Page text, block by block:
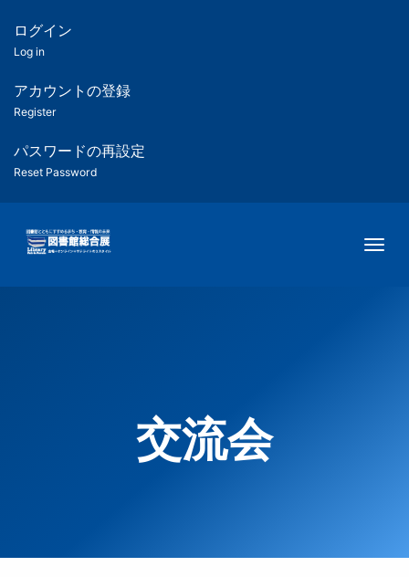
ツ
匿
名
ユ
ー
ー
用
メ
ログイン
Log in
アカウントの登録
Register
パスワードの再設定
Reset Password
交流会